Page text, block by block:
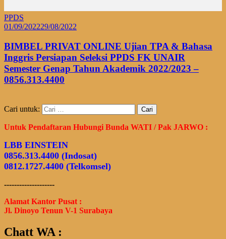
PPDS
01/09/202229/08/2022
BIMBEL PRIVAT ONLINE Ujian TPA & Bahasa
Inggris Persiapan Seleksi PPDS FK UNAIR
Semester Genap Tahun Akademik 2022/2023 –
0856.313.4400
Cari untuk:
Untuk Pendaftaran Hubungi Bunda WATI / Pak JARWO :
LBB EINSTEIN
0856.313.4400 (Indosat)
0812.1727.4400 (Telkomsel)
--------------------
Alamat Kantor Pusat :
Jl. Dinoyo Tenun V-1 Surabaya
Chatt WA :